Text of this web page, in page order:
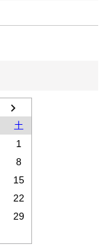
土
1
8
15
22
29